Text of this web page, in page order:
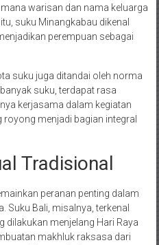
warisan dan nama keluarga
suku Minangkabau dikenal
perempuan sebagai
suku juga ditandai oleh norma
suku, terdapat rasa
kerjasama dalam kegiatan
menjadi bagian integral
Tradisional
peranan penting dalam
Suku Bali, misalnya, terkenal
dilakukan menjelang Hari Raya
makhluk raksasa dari